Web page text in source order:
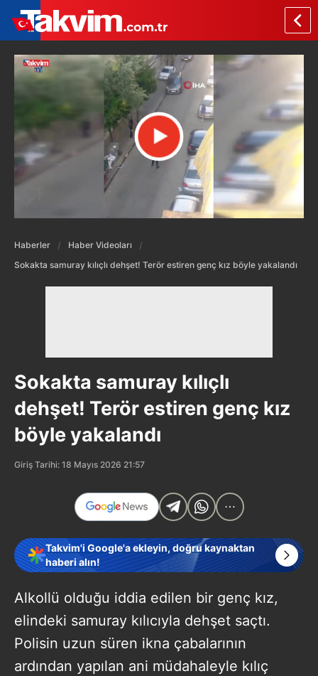
Haberler
Haber Videoları
Sokakta samuray kılıçlı dehşet! Terör estiren genç kız böyle yakalandı
Sokakta samuray kılıçlı
dehşet! Terör estiren genç kız
böyle yakalandı
Giriş Tarihi: 18 Mayıs 2026 21:57
Takvim'i Google'a ekleyin, doğru kaynaktan
haberi alın!
Alkollü olduğu iddia edilen bir genç kız,
elindeki samuray kılıcıyla dehşet saçtı.
Polisin uzun süren ikna çabalarının
ardından yapılan ani müdahaleyle kılıç